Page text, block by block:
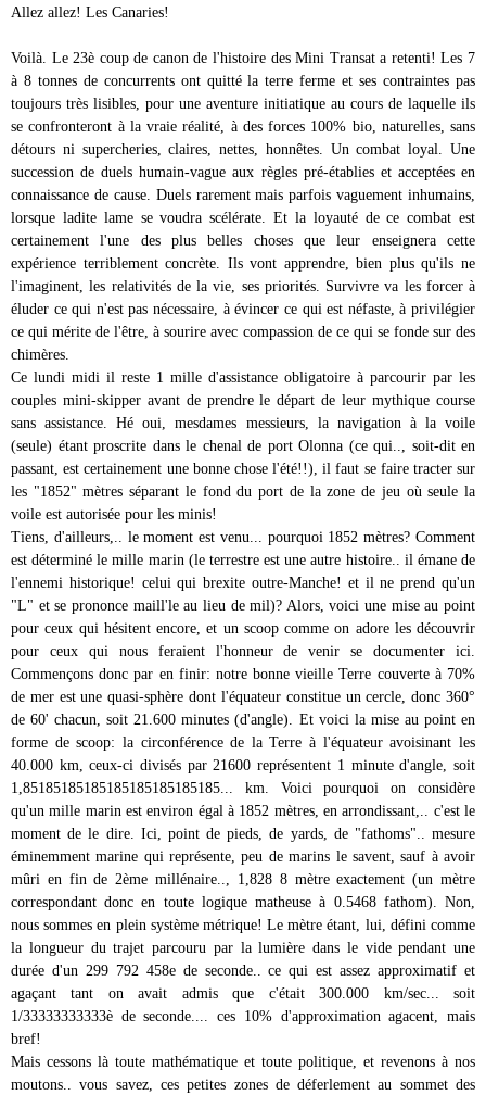
Allez allez! Les Canaries!
Voilà. Le 23è coup de canon de l'histoire des Mini Transat a retenti! Les 7
à 8 tonnes de concurrents ont quitté la terre ferme et ses contraintes pas
toujours très lisibles, pour une aventure initiatique au cours de laquelle ils
se confronteront à la vraie réalité, à des forces 100% bio, naturelles, sans
détours ni supercheries, claires, nettes, honnêtes. Un combat loyal. Une
succession de duels humain-vague aux règles pré-établies et acceptées en
connaissance de cause. Duels rarement mais parfois vaguement inhumains,
lorsque ladite lame se voudra scélérate. Et la loyauté de ce combat est
certainement l'une des plus belles choses que leur enseignera cette
expérience terriblement concrète. Ils vont apprendre, bien plus qu'ils ne
l'imaginent, les relativités de la vie, ses priorités. Survivre va les forcer à
éluder ce qui n'est pas nécessaire, à évincer ce qui est néfaste, à privilégier
ce qui mérite de l'être, à sourire avec compassion de ce qui se fonde sur des
chimères.
Ce lundi midi il reste 1 mille d'assistance obligatoire à parcourir par les
couples mini-skipper avant de prendre le départ de leur mythique course
sans assistance. Hé oui, mesdames messieurs, la navigation à la voile
(seule) étant proscrite dans le chenal de port Olonna (ce qui.., soit-dit en
passant, est certainement une bonne chose l'été!!), il faut se faire tracter sur
les "1852" mètres séparant le fond du port de la zone de jeu où seule la
voile est autorisée pour les minis!
Tiens, d'ailleurs,.. le moment est venu... pourquoi 1852 mètres? Comment
est déterminé le mille marin (le terrestre est une autre histoire.. il émane de
l'ennemi historique! celui qui brexite outre-Manche! et il ne prend qu'un
"L" et se prononce maill'le au lieu de mil)? Alors, voici une mise au point
pour ceux qui hésitent encore, et un scoop comme on adore les découvrir
pour ceux qui nous feraient l'honneur de venir se documenter ici.
Commençons donc par en finir: notre bonne vieille Terre couverte à 70%
de mer est une quasi-sphère dont l'équateur constitue un cercle, donc 360°
de 60' chacun, soit 21.600 minutes (d'angle). Et voici la mise au point en
forme de scoop: la circonférence de la Terre à l'équateur avoisinant les
40.000 km, ceux-ci divisés par 21600 représentent 1 minute d'angle, soit
1,85185185185185185185185185... km. Voici pourquoi on considère
qu'un mille marin est environ égal à 1852 mètres, en arrondissant,.. c'est le
moment de le dire. Ici, point de pieds, de yards, de "fathoms".. mesure
éminemment marine qui représente, peu de marins le savent, sauf à avoir
mûri en fin de 2ème millénaire.., 1,828 8 mètre exactement (un mètre
correspondant donc en toute logique matheuse à 0.5468 fathom). Non,
nous sommes en plein système métrique! Le mètre étant, lui, défini comme
la longueur du trajet parcouru par la lumière dans le vide pendant une
durée d'un 299 792 458e de seconde.. ce qui est assez approximatif et
agaçant tant on avait admis que c'était 300.000 km/sec... soit
1/33333333333è de seconde.... ces 10% d'approximation agacent, mais
bref!
Mais cessons là toute mathématique et toute politique, et revenons à nos
moutons.. vous savez, ces petites zones de déferlement au sommet des